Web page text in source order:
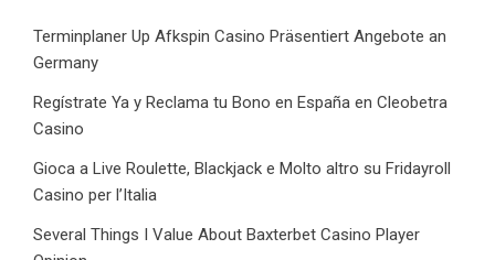
Terminplaner Up Afkspin Casino Präsentiert Angebote an
Germany
Regístrate Ya y Reclama tu Bono en España en Cleobetra
Casino
Gioca a Live Roulette, Blackjack e Molto altro su Fridayroll
Casino per l’Italia
Several Things I Value About Baxterbet Casino Player